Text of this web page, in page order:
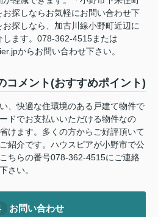
探しならお気軽にお問い合わせ下
探しなら、加古川線小野町近辺に
します。078-362-4515または
からお問い合わせ下さい。
コメント(おすすめポイント)
、快適な住環境のある戸建て物件で
ドでお支払いいただける物件なの
けます。多くの方からご好評頂いて
紹介です。ハウスピアが小野市で公
ちらの番号078-362-4515にご連絡
さい。
お問い合わせ